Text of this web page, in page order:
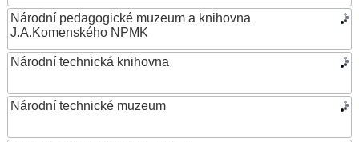
Národní pedagogické muzeum a knihovna
J.A.Komenského NPMK
Národní technická knihovna
Národní technické muzeum